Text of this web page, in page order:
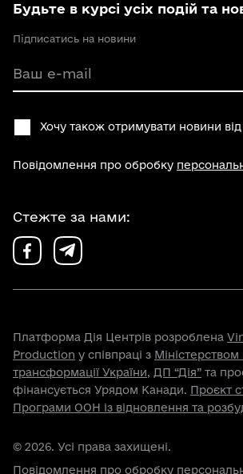
Будьте в курсі усіх подій та
Підписатись на новини
Ваш e-mail
Хочу також отримувати новини
Повідомлення про обробку
Стежте за нами:
Платформа Дія Центрів розроблена
Production у співпраці з
трансформації України, ДП “Дія” та
фінансується Урядом Канади. Проєкт
Програми ООН із відновлення та
© 2026. Усі права захищені.
Повідомлення про обробку